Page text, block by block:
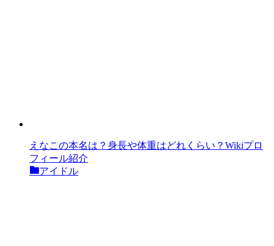
えなこの本名は？身長や体重はどれくらい？Wikiプロ
フィール紹介
アイドル